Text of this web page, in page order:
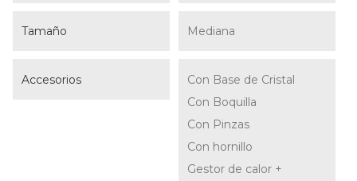
Tamaño Mediana
Accesorios
Con Base de Cristal
Con Boquilla
Con Pinzas
Con hornillo
Gestor de calor +